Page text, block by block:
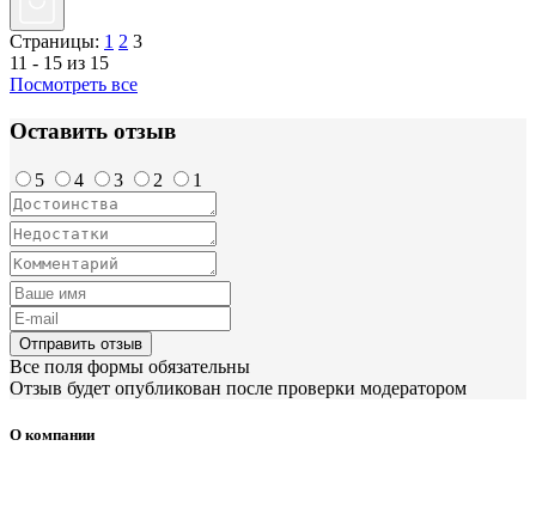
Страницы: 1 2 3
11 - 15 из 15
Посмотреть все
Оставить отзыв
5 4 3 2 1
Отправить отзыв
Все поля формы обязательны
Отзыв будет опубликован после проверки модератором
О компании